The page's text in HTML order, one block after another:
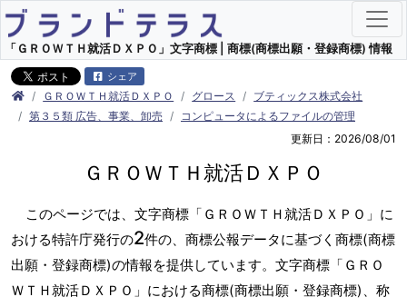
「ＧＲＯＷＴＨ就活ＤＸＰＯ」文字商標 | 商標(商標出願・登録商標) 情報
シェア
ＧＲＯＷＴＨ就活ＤＸＰＯ グロース
ブティックス株式会社
第３５類 広告、事業、卸売
コンピュータによるファイルの管理
更新日：2026/08/01
ＧＲＯＷＴＨ就活ＤＸＰＯ
このページでは、文字商標「ＧＲＯＷＴＨ就活ＤＸＰＯ」に
おける特許庁発行の2件の、商標公報データに基づく商標(商標
出願・登録商標)の情報を提供しています。文字商標「ＧＲＯ
ＷＴＨ就活ＤＸＰＯ」における商標(商標出願・登録商標)、称